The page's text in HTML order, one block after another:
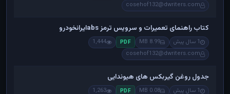
cosehof132@dwriters.com
کتاب راهنمای تعمیرات و سرویس ترمز absایرانخودرو
1 سال پیش 8.99 MB
PDF
1,444
cosehof132@dwriters.com
جدول روغن گیربکس های هیوندایی
1 سال پیش 0.08 MB
PDF
1,263